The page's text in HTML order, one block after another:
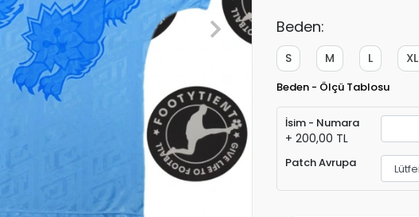
Beden:
XL
L
M
S
Beden - Ölçü Tablosu
İsim - Numara
+ 200,00 TL
Patch Avrupa